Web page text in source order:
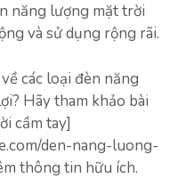
năng lượng mặt trời
và sử dụng rộng rãi.
các loại đèn năng
Hãy tham khảo bài
cầm tay]
den-nang-luong-
thông tin hữu ích.